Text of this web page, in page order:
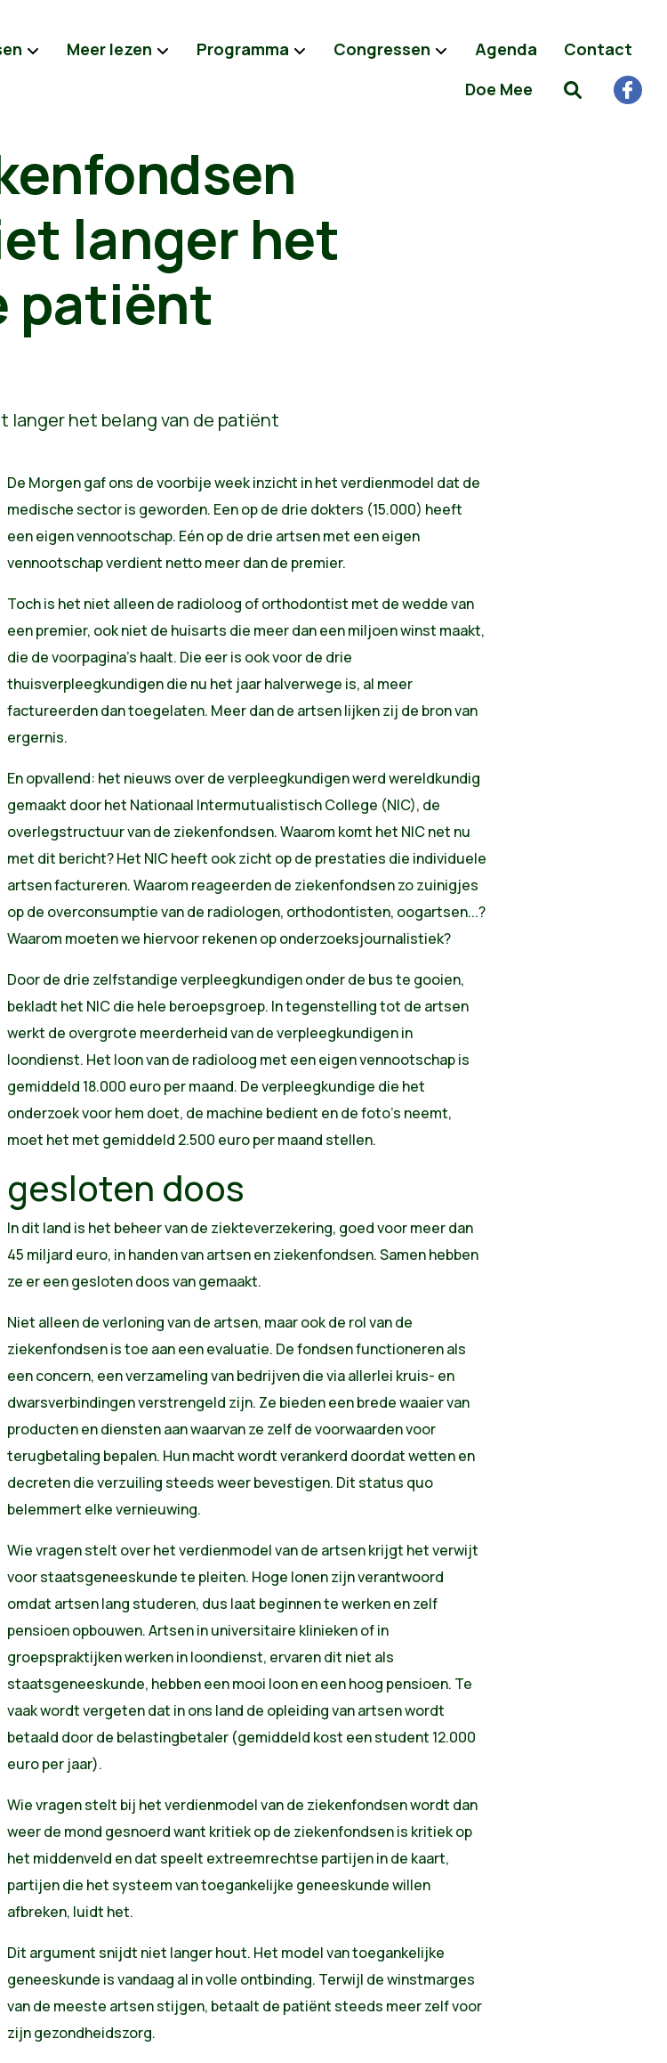
Meer lezen Programma Congressen Agenda
Contact
Doe Mee
langer het
patiënt
De Morgen gaf ons de voorbije week inzicht in het verdienmodel dat de
medische sector is geworden. Een op de drie dokters (15.000) heeft
een eigen vennootschap. Eén op de drie artsen met een eigen
vennootschap verdient netto meer dan de premier.
Toch is het niet alleen de radioloog of orthodontist met de wedde van
een premier, ook niet de huisarts die meer dan een miljoen winst maakt,
die de voorpagina's haalt. Die eer is ook voor de drie
thuisverpleegkundigen die nu het jaar halverwege is, al meer
factureerden dan toegelaten. Meer dan de artsen lijken zij de bron van
ergernis.
En opvallend: het nieuws over de verpleegkundigen werd wereldkundig
gemaakt door het Nationaal Intermutualistisch College (NIC), de
overlegstructuur van de ziekenfondsen. Waarom komt het NIC net nu
met dit bericht? Het NIC heeft ook zicht op de prestaties die individuele
artsen factureren. Waarom reageerden de ziekenfondsen zo zuinigjes
op de overconsumptie van de radiologen, orthodontisten, oogartsen...?
Waarom moeten we hiervoor rekenen op onderzoeksjournalistiek?
Door de drie zelfstandige verpleegkundigen onder de bus te gooien,
bekladt het NIC die hele beroepsgroep. In tegenstelling tot de artsen
werkt de overgrote meerderheid van de verpleegkundigen in
loondienst. Het loon van de radioloog met een eigen vennootschap is
gemiddeld 18.000 euro per maand. De verpleegkundige die het
onderzoek voor hem doet, de machine bedient en de foto's neemt,
moet het met gemiddeld 2.500 euro per maand stellen.
gesloten doos
In dit land is het beheer van de ziekteverzekering, goed voor meer dan
45 miljard euro, in handen van artsen en ziekenfondsen. Samen hebben
ze er een gesloten doos van gemaakt.
Niet alleen de verloning van de artsen, maar ook de rol van de
ziekenfondsen is toe aan een evaluatie. De fondsen functioneren als
een concern, een verzameling van bedrijven die via allerlei kruis- en
dwarsverbindingen verstrengeld zijn. Ze bieden een brede waaier van
producten en diensten aan waarvan ze zelf de voorwaarden voor
terugbetaling bepalen. Hun macht wordt verankerd doordat wetten en
decreten die verzuiling steeds weer bevestigen. Dit status quo
belemmert elke vernieuwing.
Wie vragen stelt over het verdienmodel van de artsen krijgt het verwijt
voor staatsgeneeskunde te pleiten. Hoge lonen zijn verantwoord
omdat artsen lang studeren, dus laat beginnen te werken en zelf
pensioen opbouwen. Artsen in universitaire klinieken of in
groepspraktijken werken in loondienst, ervaren dit niet als
staatsgeneeskunde, hebben een mooi loon en een hoog pensioen. Te
vaak wordt vergeten dat in ons land de opleiding van artsen wordt
betaald door de belastingbetaler (gemiddeld kost een student 12.000
euro per jaar).
Wie vragen stelt bij het verdienmodel van de ziekenfondsen wordt dan
weer de mond gesnoerd want kritiek op de ziekenfondsen is kritiek op
het middenveld en dat speelt extreemrechtse partijen in de kaart,
partijen die het systeem van toegankelijke geneeskunde willen
afbreken, luidt het.
Dit argument snijdt niet langer hout. Het model van toegankelijke
geneeskunde is vandaag al in volle ontbinding. Terwijl de winstmarges
van de meeste artsen stijgen, betaalt de patiënt steeds meer zelf voor
zijn gezondheidszorg.